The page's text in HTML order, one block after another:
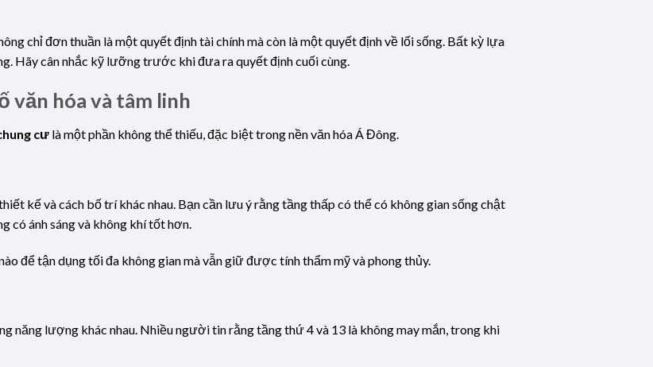
chỉ đơn thuần là một quyết định tài chính mà còn là một quyết định về lối sống. Bất kỳ lựa
Hãy cân nhắc kỹ lưỡng trước khi đưa ra quyết định cuối cùng.
văn hóa và tâm linh
cư là một phần không thể thiếu, đặc biệt trong nền văn hóa Á Đông.
kế và cách bố trí khác nhau. Bạn cần lưu ý rằng tầng thấp có thể có không gian sống chật
có ánh sáng và không khí tốt hơn.
để tận dụng tối đa không gian mà vẫn giữ được tính thẩm mỹ và phong thủy.
năng lượng khác nhau. Nhiều người tin rằng tầng thứ 4 và 13 là không may mắn, trong khi